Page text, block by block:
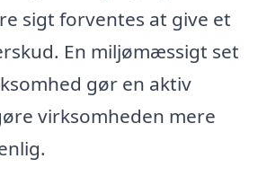
sigt forventes at give et
En miljømæssigt set
gør en aktiv
virksomheden mere